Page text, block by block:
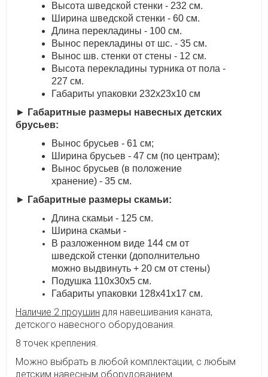
Высота шведской стенки - 232 см.
Ширина шведской стенки - 60 см.
Длина перекладины - 100 см.
Вынос перекладины от шс. - 35 см.
Вынос шв. стенки от стены - 12 см.
Высота перекладины турника от пола -
227 см.
Габариты упаковки 232х23х10 см
► Габаритные размеры навесных детских
брусьев:
Вынос брусьев - 61 см;
Ширина брусьев - 47 см (по центрам);
Вынос брусьев (в положение
хранение) - 35 см.
► Габаритные размеры скамьи:
Длина скамьи - 125 см.
Ширина скамьи -
В разложенном виде 144 см от
шведской стенки (дополнительно
можно выдвинуть + 20 см от стены)
Подушка 110х30х5 см.
Габариты упаковки 128х41х17 см.
Наличие 2 проушин для навешивания каната,
детского навесного оборудования.
8 точек крепления.
Можно выбрать в любой комплектации, с любым
детским навесным оборудованием.